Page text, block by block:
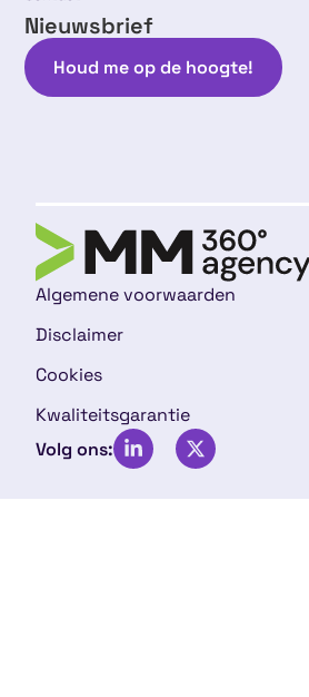
Nieuwsbrief
Houd me op de hoogte!
Algemene voorwaarden
Disclaimer
Cookies
Kwaliteitsgarantie
Volg ons: